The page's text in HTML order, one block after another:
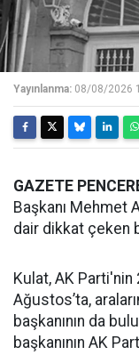
Yayınlanma: 08/08/2026
GAZETE
Başkanı Mehmet
dair dikkat çeken
Kulat, AK Parti'nin
Ağustos’ta,
başkanının da
başkanının AK